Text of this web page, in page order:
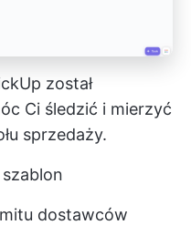
został
Ci śledzić i mierzyć
sprzedaży.
dostawców